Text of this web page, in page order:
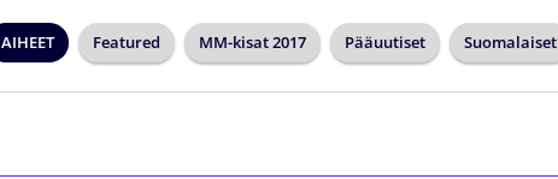
AIHEET Featured MM-kisat 2017 Pääuutiset Suomalaiset